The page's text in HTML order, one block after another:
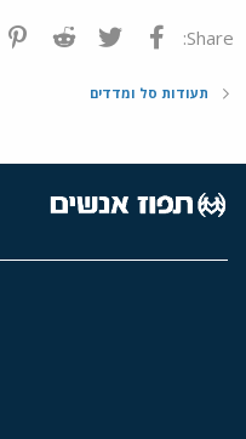
Share: פייסבוק Twitter
Reddit
תעודות סל ומדדים